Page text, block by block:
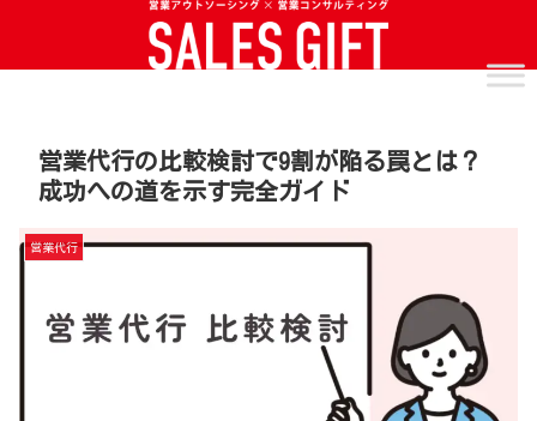
営業代行の比較検討で9割が陥る罠とは？
成功への道を示す完全ガイド
営業代行